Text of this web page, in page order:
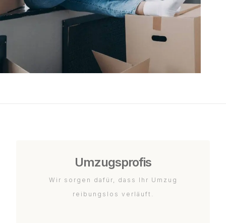
Umzugsprofis
Wir sorgen dafür, dass Ihr Umzug
reibungslos verläuft.